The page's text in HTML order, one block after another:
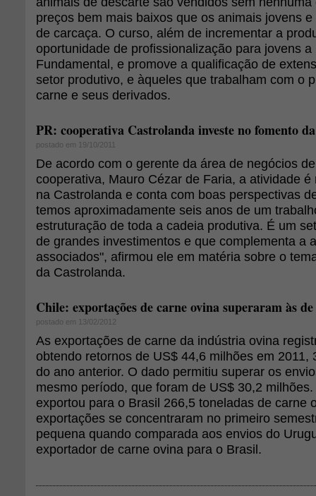
preços bem mais baixos que os animais jovens
de carcaça. O curso, além de incrementar a
oportunidade de profissionalização para jovens
Fundamental, e promove a qualificação de
setor produtivo, e àqueles que trabalham com o
carne e seus derivados.
PR: cooperativa Castrolanda investe no fomento
postado em 19/10/2011
De acordo com o gerente da área de negócios
cooperativa, Mauro Cézar de Faria, a atividade
na Castrolanda e conta com boas perspectivas
temos aproximadamente seis anos de um
estruturação de toda a cadeia produtiva. É um
de grandes investimentos e que complementa a
associados", afirmou ele em matéria sobre o
da Castrolanda.
Chile: exportações de carne ovina superaram às
postado em 13/02/2012
As exportações de carne da indústria ovina
obtendo retornos de US$ 44,6 milhões em 2011,
do ano anterior. O dado permitiu superar os
mesmo período, que foram de US$ 30,2
exportou para o Brasil 266,5 toneladas de carne
exportações se concentraram no primeiro
pequena quando comparada aos envios do
exportador de carne ovina para o Brasil.